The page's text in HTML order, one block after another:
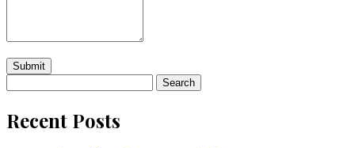
for:
Recent Posts